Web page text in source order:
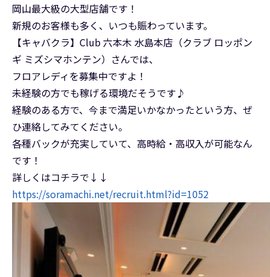
岡山最大級の大型店舗です！
新規のお客様も多く、いつも賑わっています。
【キャバクラ】Club 六本木 水島本店（クラブ ロッポン
ギ ミズシマホンテン）さんでは、
フロアレディを募集中ですよ！
未経験の方でも稼げる環境だそうです♪
経験のある方で、今まで満足いかなかったという方、ぜ
ひ連絡してみてください。
各種バックが充実していて、高時給・高収入が可能なん
です！
詳しくはコチラで↓↓
https://soramachi.net/recruit.html?id=1052